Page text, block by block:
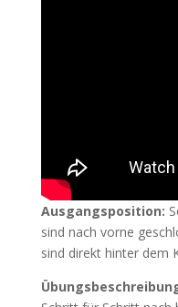
Ausgangsposition:
sind nach vorne
sind direkt hinter dem